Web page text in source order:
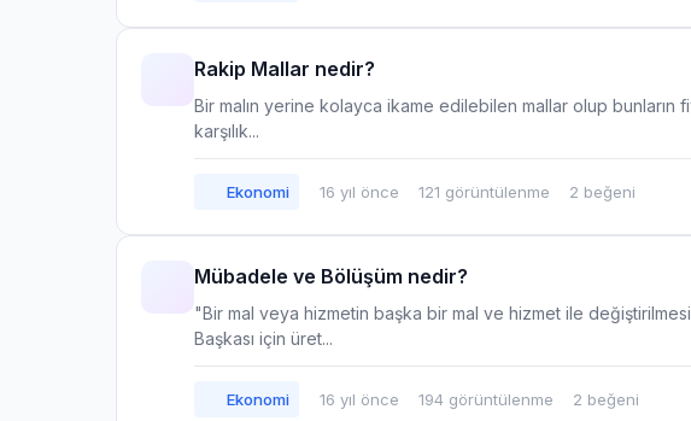
Rakip Mallar nedir?
Bir malın yerine kolayca ikame edilebilen mallar olup bunların
karşılık...
Ekonomi 16 yıl önce 121 görüntülenme 2 beğeni
Mübadele ve Bölüşüm nedir?
"Bir mal veya hizmetin başka bir mal ve hizmet ile
Başkası için üret...
Ekonomi 16 yıl önce 194 görüntülenme 2 beğeni